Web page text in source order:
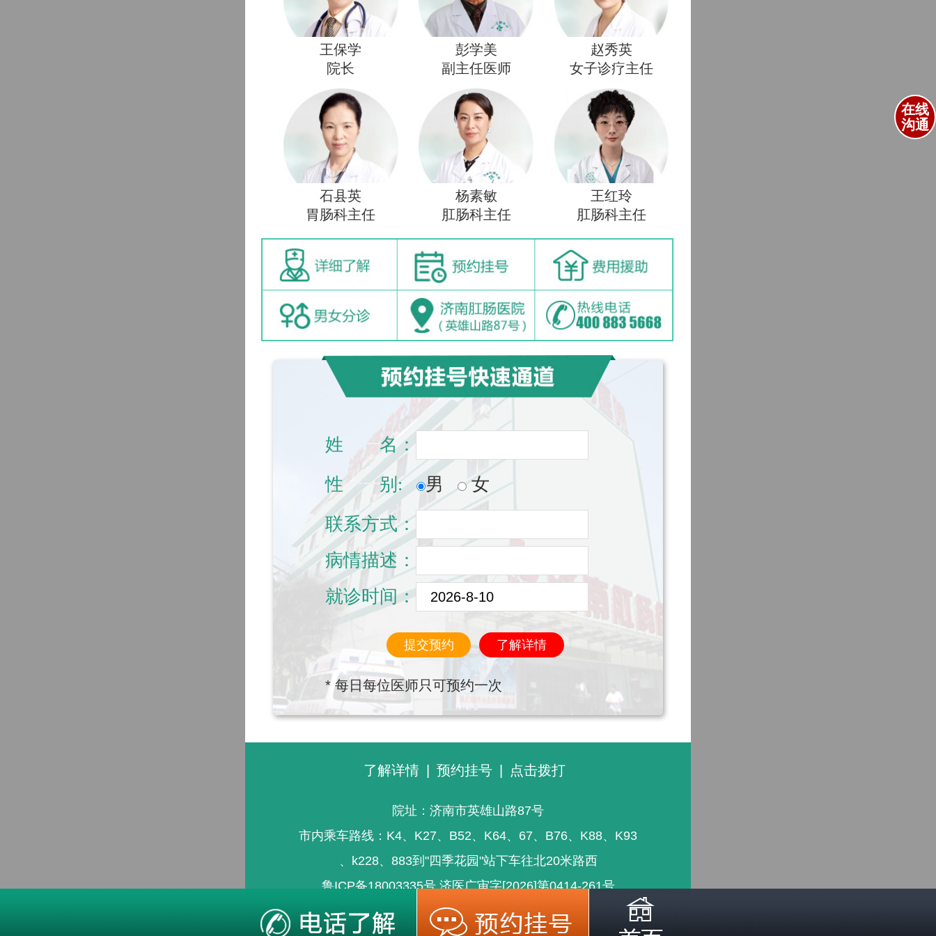
王保学
院长
彭学美
副主任医师
赵秀英
女子诊疗主任
石县英
胃肠科主任
杨素敏
肛肠科主任
王红玲
肛肠科主任
姓 一一名：
性一一别: 男
女
联系方式：
病情描述：
就诊时间：
提交预约 了解详情
* 每日每位医师只可预约一次
了解详情 预约挂号 点击拨打
院址：济南市英雄山路87号
市内乘车路线：K4、K27、B52、K64、67、B76、K88、K93
、k228、883到"四季花园"站下车往北20米路西
鲁ICP备18003335号济医广审字[2026]第0414-261号
本站疾病信息仅供参考，不能为疾病诊断及医疗的依据，就医请遵照医生诊断
沟通